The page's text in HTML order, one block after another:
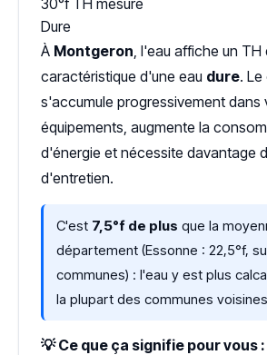
30°f TH mesuré
Dure
À Montgeron, l'eau affiche un TH
caractéristique d'une eau dure.
s'accumule progressivement dans
équipements, augmente la
d'énergie et nécessite davantage
d'entretien.
C'est 7,5°f de plus que la
département (Essonne : 22,5°f,
communes) : l'eau y est plus
la plupart des communes
💡 Ce que ça signifie pour vous :